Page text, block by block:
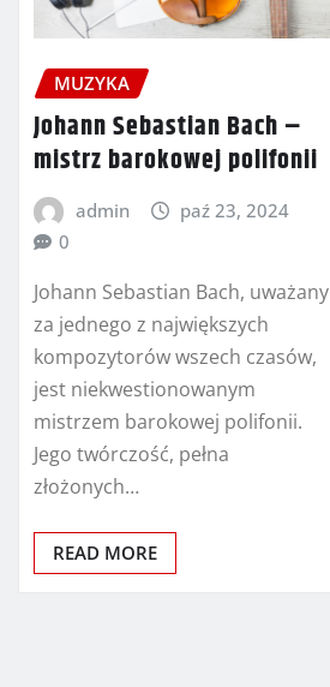
MUZYKA
Johann Sebastian Bach –
mistrz barokowej polifonii
admin
paź 23, 2024
0
Johann Sebastian Bach, uważany
za jednego z największych
kompozytorów wszech czasów,
jest niekwestionowanym
mistrzem barokowej polifonii.
Jego twórczość, pełna
złożonych…
READ MORE